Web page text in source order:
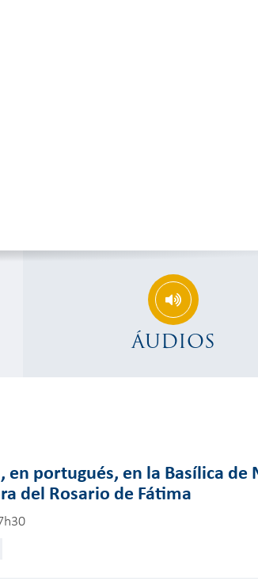
ÁUDIOS
en portugués, en la Basílica de
del Rosario de Fátima